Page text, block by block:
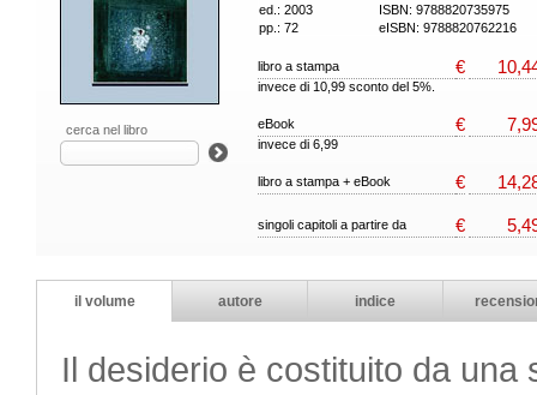
cerca nel libro
ed.: 2003
ISBN: 9788820735975
pp.: 72
eISBN: 9788820762216
libro a stampa €
invece di 10,99 sconto del 5%.
eBook €
invece di 6,99
libro a stampa + eBook €
singoli capitoli a partire da €
il volume autore indice
Il desiderio è costituito da